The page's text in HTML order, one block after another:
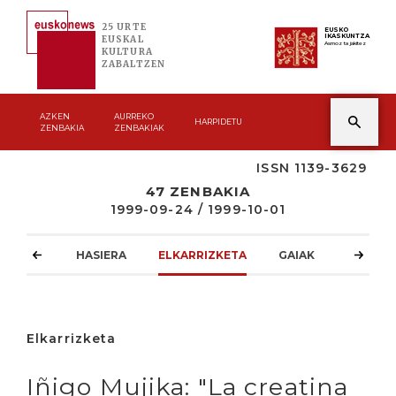
25 URTE
EUSKAL
KULTURA
ZABALTZEN
EUSKO
IKASKUNTZA
Asmoz ta jakitez
AZKEN
ZENBAKIA
AURREKO
ZENBAKIAK
HARPIDETU
ISSN 1139-3629
47 ZENBAKIA
1999-09-24 / 1999-10-01
HASIERA ELKARRIZKETA GAIAK
Elkarrizketa
Iñigo Mujika: "La creatina